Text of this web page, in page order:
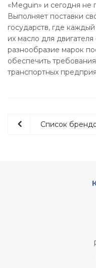
«Meguin» и сегодня не
Выполняет поставки
государств, где
их масло для
разнообразие марок
обеспечить
транспортных
Список